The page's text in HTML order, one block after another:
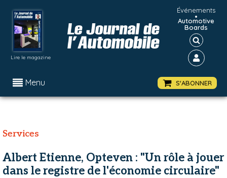
Lire le magazine
Événements
•
Automotive
Boards
Menu S'ABONNER
Services
Albert Etienne, Opteven : "Un rôle à jouer
dans le registre de l'économie circulaire"